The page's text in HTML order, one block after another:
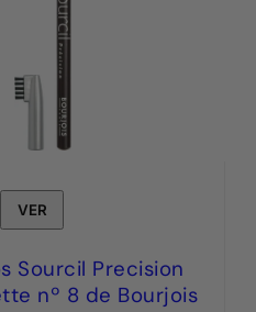
VER
Sourcil Precision
nº 8 de Bourjois